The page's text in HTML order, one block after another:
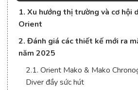
1. Xu hướng thị trường và cơ hội
Orient
2. Đánh giá các thiết kế mới ra
năm 2025
2.1. Orient Mako & Mako
Diver đầy sức hút